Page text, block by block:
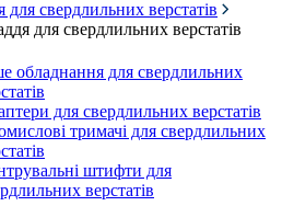
свердлильних верстатів
для свердлильних верстатів
обладнання для свердлильних
для свердлильних верстатів
тримачі для свердлильних
штифти для
верстатів